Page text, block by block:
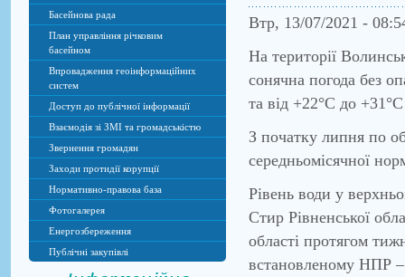
Басейнова рада
План управління річковим
басейном
Впровадження геоінформаційних
систем
Доступ до публічної інформації
Взаємодія зі ЗМІ та громадськістю
Звернення громадян
Заходи протидії корупції
Нормативно-правова база
Фотогалерея
Енергозбереження
Публічні закупівлі
Втр, 13/07/2021 -
На території
сонячна погода без
та від +22°С до
З початку липня по
середньомісячної
Рівень води у
Стир Рівненської
області протягом
встановленому НПР